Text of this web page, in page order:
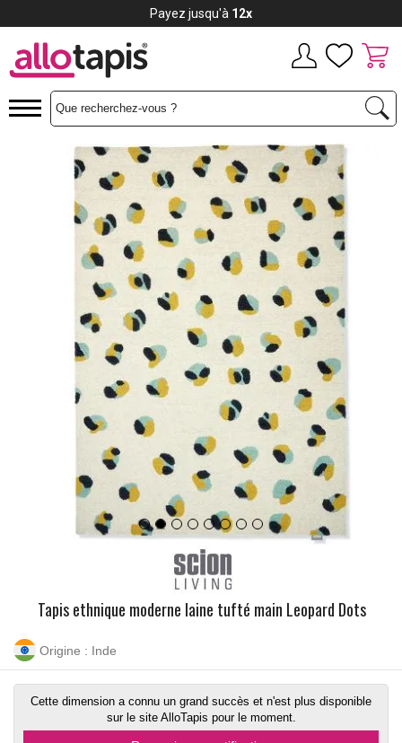
Tapis ethnique moderne laine tufté main Leopard Dots
Origine : Inde
Cette dimension a connu un grand succès et n'est plus disponible
sur le site AlloTapis pour le moment.
Payez jusqu'à 12x